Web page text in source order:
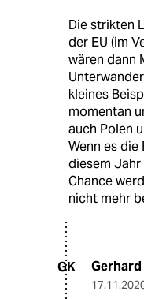
Die strikten
der EU (im
wären dann
kleines
momentan
auch Polen
Wenn es
diesem
Chance
nicht mehr
GK